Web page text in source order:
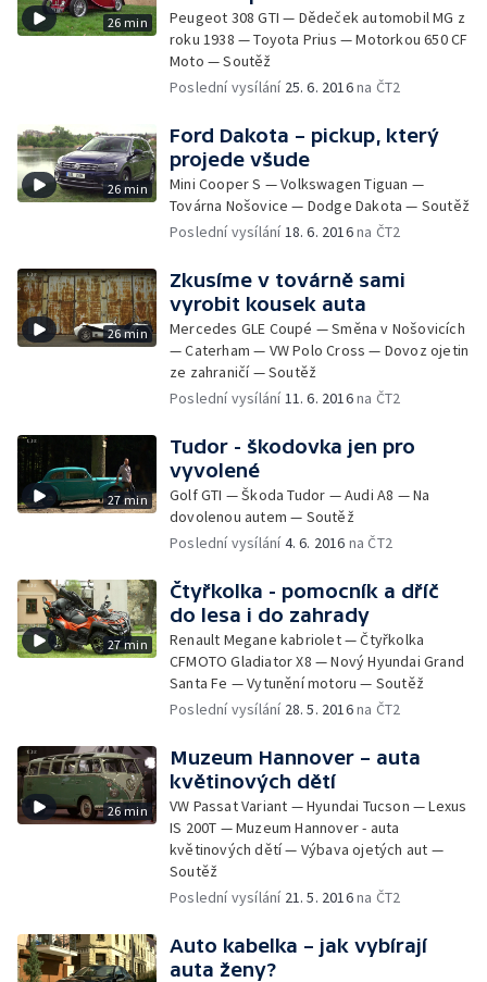
26 min
Peugeot 308 GTI — Dědeček automobil MG z
roku 1938 — Toyota Prius — Motorkou 650 CF
Moto — Soutěž
Poslední vysílání 25. 6. 2016na ČT2
26 min
Ford Dakota – pickup, který
projede všude
Mini Cooper S — Volkswagen Tiguan —
Továrna Nošovice — Dodge Dakota — Soutěž
Poslední vysílání 18. 6. 2016na ČT2
26 min
Zkusíme v továrně sami
vyrobit kousek auta
Mercedes GLE Coupé — Směna v Nošovicích
— Caterham — VW Polo Cross — Dovoz ojetin
ze zahraničí — Soutěž
Poslední vysílání 11. 6. 2016na ČT2
27 min
Tudor - škodovka jen pro
vyvolené
Golf GTI — Škoda Tudor — Audi A8 — Na
dovolenou autem — Soutěž
Poslední vysílání4. 6. 2016 na ČT2
27 min
Čtyřkolka - pomocník a dříč
do lesa i do zahrady
Renault Megane kabriolet — Čtyřkolka
CFMOTO Gladiator X8 — Nový Hyundai Grand
Santa Fe — Vytunění motoru — Soutěž
Poslední vysílání 28. 5. 2016na ČT2
26 min
Muzeum Hannover – auta
květinových dětí
VW Passat Variant — Hyundai Tucson — Lexus
IS 200T — Muzeum Hannover - auta
květinových dětí — Výbava ojetých aut —
Soutěž
Poslední vysílání 21. 5. 2016na ČT2
Auto kabelka – jak vybírají
auta ženy?